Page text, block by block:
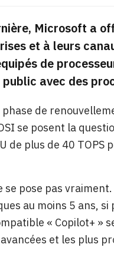
Microsoft a
et à leurs
de
avec des
de
se posent la
de plus de 40
se pose pas
au moins 5 ans, si
« Copilot+ »
et les plus